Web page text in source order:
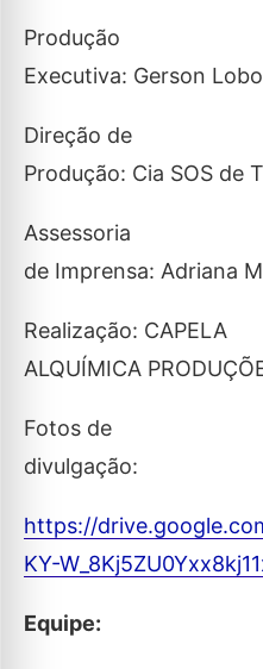
Produção
Executiva: Gerson
Direção de
Produção: Cia SOS de
Assessoria
de Imprensa: Adriana
Realização: CAPELA
ALQUÍMICA
Fotos de
divulgação:
https://
KY-
Equipe: